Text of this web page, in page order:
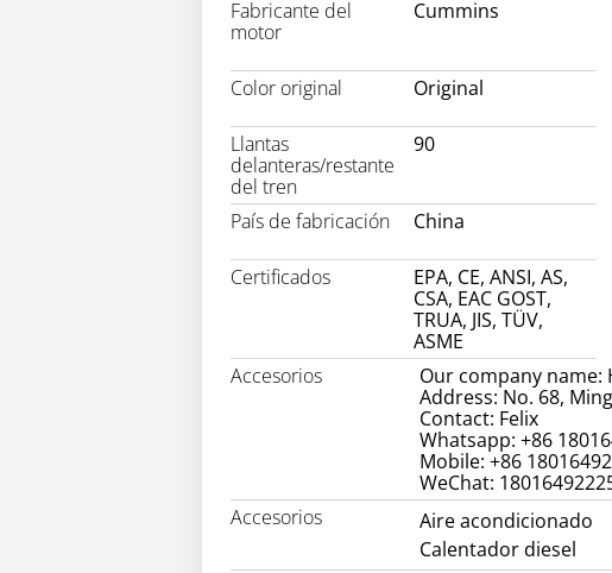
Fabricante del
motor
Cummins
Color original Original
Llantas
delanteras/restante
del tren
90
País de fabricación China
Certificados
EPA, CE, ANSI, AS,
CSA, EAC GOST,
TRUA, JIS, TÜV,
ASME
Accesorios
Our company name:
Address: No. 68,
Contact: Felix
Whatsapp: +86
Mobile: +86
WeChat:
Accesorios
Aire acondicionado
Calentador diesel